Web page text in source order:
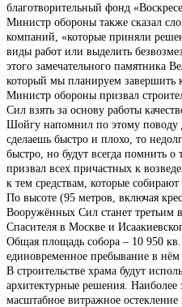
благотворительный фонд
Министр обороны также сказал
компаний, «которые приняли
виды работ или выделить
этого замечательного памятника
который мы планируем завершить
Министр обороны призвал
Сил взять за основу работы
Шойгу напомнил по этому поводу
сделаешь быстро и плохо, то
быстро, но будут всегда помнить
призвал всех причастных к
к тем средствам, которые
По высоте (95 метров, включая
Вооружённых Сил станет третьим
Спасителя в Москве и
Общая площадь собора – 10 950
единовременное пребывание в нём
В строительстве храма будут
архитектурные решения. Наиболее
масштабное витражное